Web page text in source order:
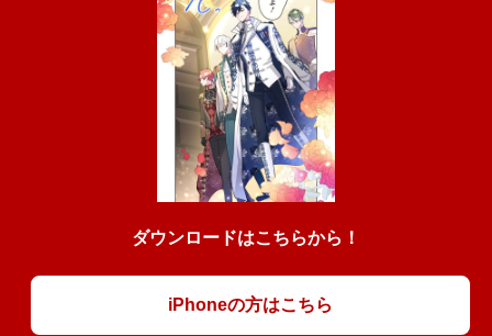
ダウンロードはこちらから！
iPhoneの方はこちら